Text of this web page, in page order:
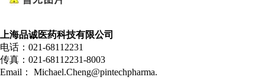
上海品诚医药科技有限公司
电话：021-68112231
传真：021-68112231-8003
Email： Michael.Cheng@pintechpharma.